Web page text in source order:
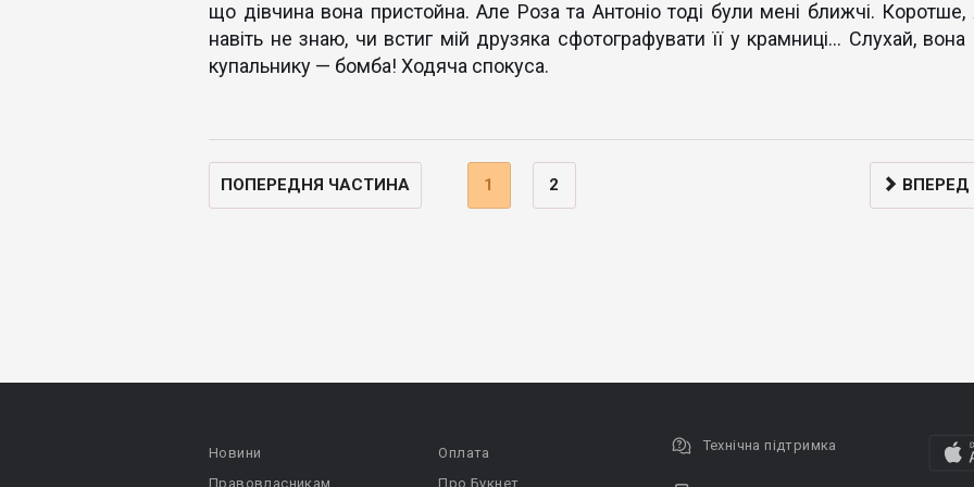
що дівчина вона пристойна. Але Роза та Антоніо тоді були мені ближчі. Коротше,
навіть не знаю, чи встиг мій друзяка сфотографувати її у крамниці... Слухай, вона
купальнику — бомба! Ходяча спокуса.
ПОПЕРЕДНЯ ЧАСТИНА 1 2 ВПЕРЕД
Новини
Правовласникам
Оплата
Про Букнет
Технічна підтримка